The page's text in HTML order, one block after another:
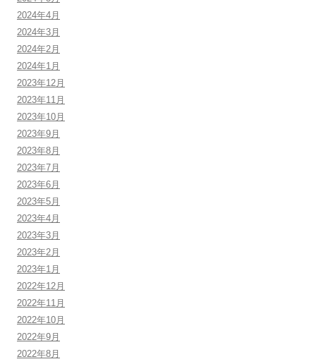
2024年4月
2024年3月
2024年2月
2024年1月
2023年12月
2023年11月
2023年10月
2023年9月
2023年8月
2023年7月
2023年6月
2023年5月
2023年4月
2023年3月
2023年2月
2023年1月
2022年12月
2022年11月
2022年10月
2022年9月
2022年8月